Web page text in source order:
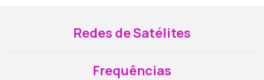
Redes de Satélites
Frequências